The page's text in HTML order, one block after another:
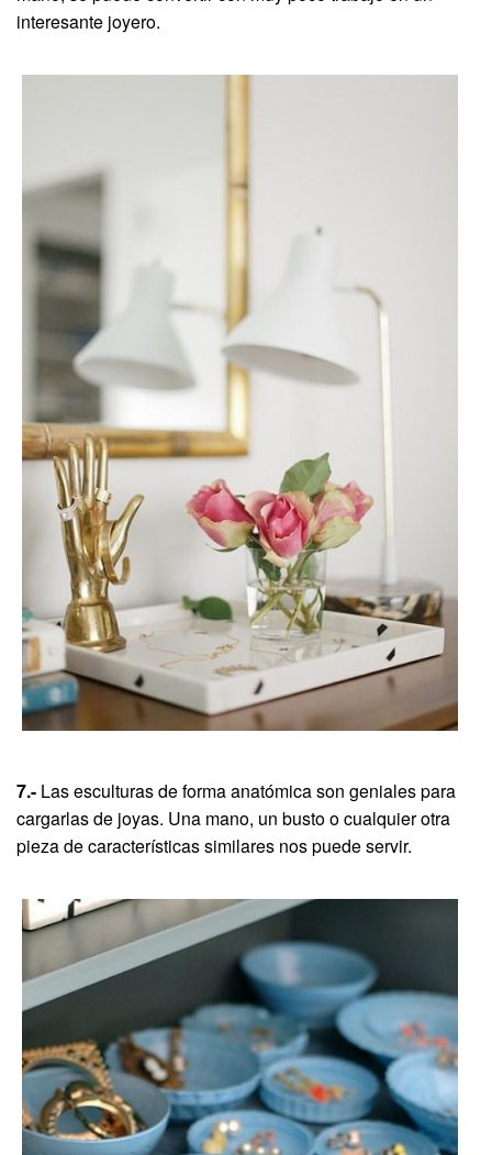
interesante joyero.
7.- Las esculturas de forma anatómica son geniales para
cargarlas de joyas. Una mano, un busto o cualquier otra
pieza de características similares nos puede servir.